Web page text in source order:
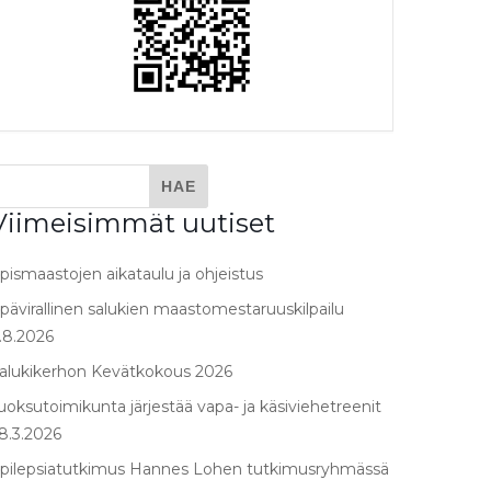
uutiset
aikataulu ja ohjeistus
salukien maastomestaruuskilpailu
Kevätkokous 2026
järjestää vapa- ja käsiviehetreenit
Hannes Lohen tutkimusryhmässä